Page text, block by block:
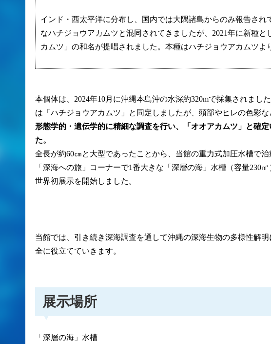
インド・西太平洋に分布し、国内では大隅諸島からのみ報告さ
なハチジョウアカムツと混同されてきましたが、2021年に新種
カムツ」の和名が提唱されました。本種はハチジョウアカムツよ
本個体は、2024年10月に沖縄本島沖の水深約320mで採集されまし
は「ハチジョウアカムツ」と同定しましたが、頭部やヒレの色彩な
形態学的・遺伝学的に精細な調査を行い、「オオアカムツ」と確定
た。
全長が約60㎝と大型であったことから、当館の重力式加圧水槽で治
「深海への旅」コーナーで1番大きな「深層の海」水槽（容量230㎥
世界初展示を開始しました。
当館では、引き続き深海調査を通して沖縄の深海生物の多様性解
全に役立てていきます。
展示場所
「深層の海」水槽